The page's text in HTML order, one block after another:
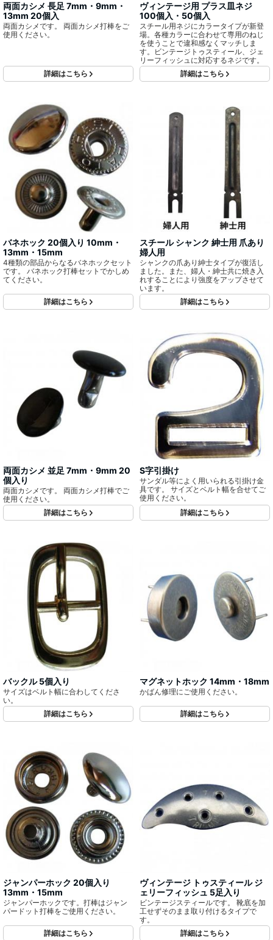
両面カシメ 長足 7mm・9mm・
13mm 20個入
両面カシメです。 両面カシメ打棒をご
使用ください。
詳細はこちら
ヴィンテージ用 プラス皿ネジ
100個入・50個入
スチール用ネジにカラータイプが新登
場。各種カラーに合わせて専用のねじ
を使うことで違和感なくマッチしま
す。ビンテージトゥスティール、ジェ
リーフィッシュに対応するネジです。
詳細はこちら
バネホック 20個入り 10mm・
13mm・15mm
4種類の部品からなるバネホックセット
です。 バネホック打棒セットでかしめ
てください。
詳細はこちら
スチール シャンク 紳士用 爪あり
婦人用
シャンクの爪あり紳士タイプが復活し
ました。また、婦人・紳士共に焼き入
れすることにより強度をアップさせて
います。
詳細はこちら
両面カシメ 並足 7mm・9mm 20
個入り
両面カシメです。 両面カシメ打棒でご
使用ください。
詳細はこちら
S字引掛け
サンダル等によく用いられる引掛け金
具です。 サイズとベルト幅を合せてご
使用ください。
詳細はこちら
バックル 5個入り
サイズはベルト幅に合わしてくださ
い。
詳細はこちら
マグネットホック 14mm・18mm
かばん修理にご使用ください。
詳細はこちら
ジャンパーホック 20個入り
13mm・15mm
ジャンパーホックです。打棒はジャン
パードット打棒をご使用ください。
詳細はこちら
ヴィンテージ トゥスティール ジ
ェリーフィッシュ 5足入り
ビンテージスティールです。 靴底を加
工せずそのまま取り付けるタイプで
す。
詳細はこちら